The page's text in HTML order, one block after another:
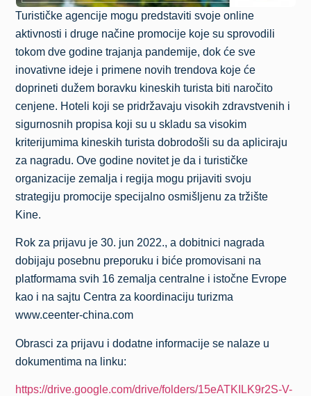
Turističke agencije mogu predstaviti svoje online
aktivnosti i druge načine promocije koje su sprovodili
tokom dve godine trajanja pandemije, dok će sve
inovativne ideje i primene novih trendova koje će
doprineti dužem boravku kineskih turista biti naročito
cenjene. Hoteli koji se pridržavaju visokih zdravstvenih i
sigurnosnih propisa koji su u skladu sa visokim
kriterijumima kineskih turista dobrodošli su da apliciraju
za nagradu. Ove godine novitet je da i turističke
organizacije zemalja i regija mogu prijaviti svoju
strategiju promocije specijalno osmišljenu za tržište
Kine.
Rok za prijavu je 30. jun 2022., a dobitnici nagrada
dobijaju posebnu preporuku i biće promovisani na
platformama svih 16 zemalja centralne i istočne Evrope
kao i na sajtu Centra za koordinaciju turizma
www.ceenter-china.com
Obrasci za prijavu i dodatne informacije se nalaze u
dokumentima na linku:
https://drive.google.com/drive/folders/15eATKILK9r2S-V-